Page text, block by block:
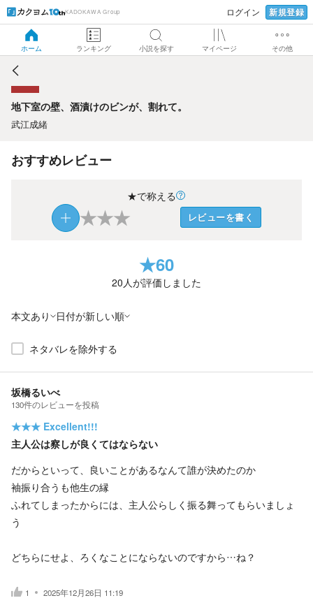
KADOKAWA Group ログイン 新規登録
ホーム ランキング 小説を探す マイページ その他
地下室の壁、酒漬けのビンが、割れて。
地下室の壁、酒漬けのビンが、割れて。
武江成緒
おすすめレビュー
★で称える
★★★ レビューを書く
★60
20人が評価しました
本文あり 日付が新しい順
ネタバレを除外する
坂橋るいべ
130件のレビューを投稿
★★★ Excellent!!!
主人公は察しが良くてはならない
だからといって、良いことがあるなんて誰が決めたのか
袖振り合うも他生の縁
ふれてしまったからには、主人公らしく振る舞ってもらいましょ
う
どちらにせよ、ろくなことにならないのですから…ね？
1 2025年12月26日 11:19